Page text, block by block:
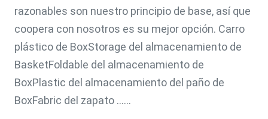
razonables son nuestro principio de base, así que
coopera con nosotros es su mejor opción. Carro
plástico de BoxStorage del almacenamiento de
BasketFoldable del almacenamiento de
BoxPlastic del almacenamiento del paño de
BoxFabric del zapato ......